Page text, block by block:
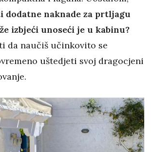
dodatne naknade za prtljagu
izbjeći unoseći je u kabinu?
da naučiš učinkovito se
uštedjeti svoj dragocjeni